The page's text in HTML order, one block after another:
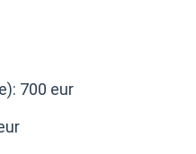
700 eur